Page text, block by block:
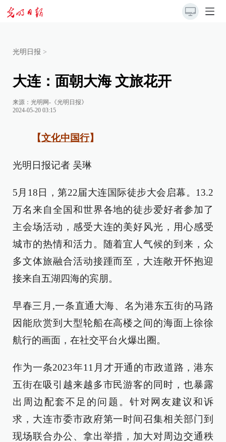
光明日报 >
大连：面朝大海 文旅花开
来源： 光明网-《光明日报》
2024-05-20 03:15
【文化中国行】
光明日报记者 吴琳
5月18日，第22届大连国际徒步大会启幕。13.2
万名来自全国和世界各地的徒步爱好者参加了
主会场活动，感受大连的美好风光，用心感受
城市的热情和活力。随着宜人气候的到来，众
多文体旅融合活动接踵而至，大连敞开怀抱迎
接来自五湖四海的宾朋。
早春三月,一条直通大海、名为港东五街的马路
因能欣赏到大型轮船在高楼之间的海面上徐徐
航行的画面，在社交平台火爆出圈。
作为一条2023年11月才开通的市政道路，港东
五街在吸引越来越多市民游客的同时，也暴露
出周边配套不足的问题。针对网友建议和诉
求，大连市委市政府第一时间召集相关部门到
现场联合办公、拿出举措，加大对周边交通秩